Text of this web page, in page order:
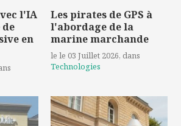
l'IA
en
Les pirates de GPS à
l'abordage de la
marine marchande
le le 03 Juillet 2026, dans
Technologies